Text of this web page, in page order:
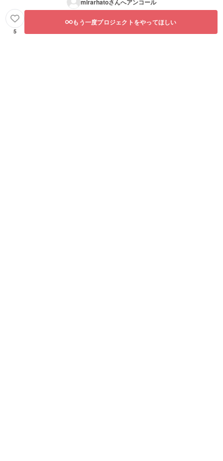
mirarhatoさんへアンコール
5
もう一度プロジェクトをやってほしい